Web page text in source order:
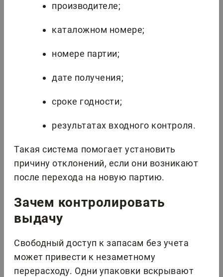
производителе;
каталожном номере;
номере партии;
дате получения;
сроке годности;
результатах входного контроля.
Такая система помогает установить
причину отклонений, если они возникают
после перехода на новую партию.
Зачем контролировать
выдачу
Свободный доступ к запасам без учета
может привести к незаметному
перерасходу. Одни упаковки вскрывают